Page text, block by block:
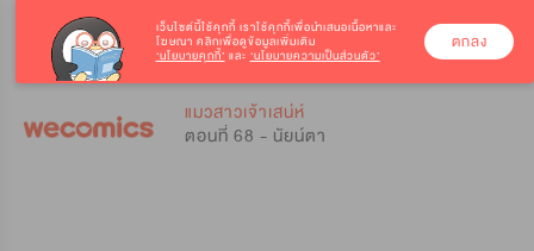
แมวสาวเจ้าเสน่ห์
ตอนที่ 68 - นัยน์ตา
เว็บไซต์นี้ใช้คุกกี้ เราใช้คุกกี้เพื่อนำเสนอเนื้อหาและ
โฆษณา คลิกเพื่อดูข้อมูลเพิ่มเติม
‘นโยบายคุกกี้’ และ ‘นโยบายความเป็นส่วนตัว’
ตกลง